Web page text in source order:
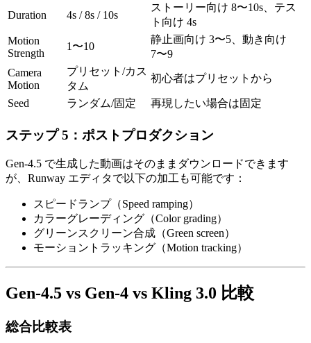
Duration 4s / 8s / 10s
ストーリー向け 8〜10s、テス
ト向け 4s
Motion
Strength
1〜10
静止画向け 3〜5、動き向け
7〜9
Camera
Motion
プリセット/カス
タム
初心者はプリセットから
Seed ランダム/固定 再現したい場合は固定
ステップ 5：ポストプロダクション
Gen-4.5 で生成した動画はそのままダウンロードできます
が、Runway エディタで以下の加工も可能です：
スピードランプ（Speed ramping）
カラーグレーディング（Color grading）
グリーンスクリーン合成（Green screen）
モーショントラッキング（Motion tracking）
Gen-4.5 vs Gen-4 vs Kling 3.0 比較
総合比較表